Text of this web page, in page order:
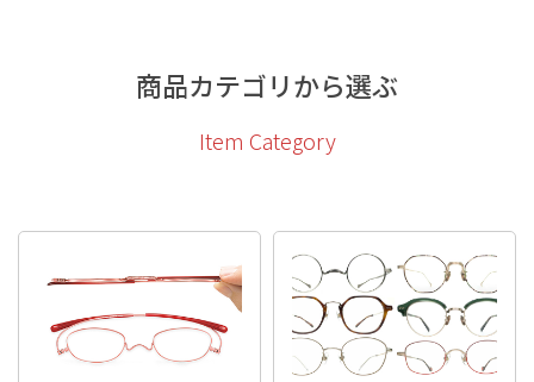
商品カテゴリから選ぶ
Item Category